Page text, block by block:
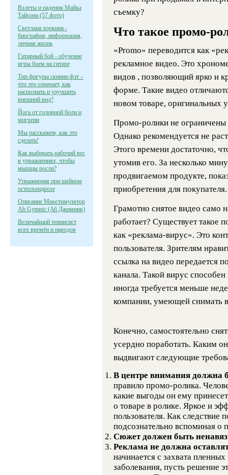
Взлеты и падения Майка
Тайсона (57 фото)
Светлана хоркина -
биография, информация,
личная жизнь
Гитарный бой - обучение
игры боем на гитаре
Тип фигуры скинни фэт –
что это означает, как
распознать и улучшить
внешний вид?
Йога от головной боли и
мигрени
Мы расскажем, как это
сделать!
Как выбирать рабочий вес
в упражнениях, чтобы
мышцы росли?
Упражнения при шейном
остеохондрозе
Описание Миостимулятор
Ab Gymnic (Аб Джимник)
Величайший теннисист
всех времён и народов
съемку?
Что такое промо-
«Promo» переводится как
рекламное видео. Это
видов , позволяющий ярко и
форме. Такие видео
новом товаре, оригинальных
Промо-ролики не ограничены
Однако рекомендуется не
Этого времени достаточно,
утомив его. За несколько
продвигаемом продукте,
приобретения для покупателя.
Грамотно снятое видео само
работает? Существует такое
как «реклама-вирус». Это
пользователя. Зрителям
ссылка на видео передается
канала. Такой вирус способен
иногда требуется меньше
компании, умеющей снимать
Конечно, самостоятельно
усердно поработать. Каким
выдвигают следующие
В центре внимания должна
правило промо-ролика.
какие выгоды он ему
о товаре в ролике. Яркое и
пользователя. Как следствие
подсознательно вспоминая о
Сюжет должен быть
Реклама не должна
начинается с захвата
заболевания, пусть решение